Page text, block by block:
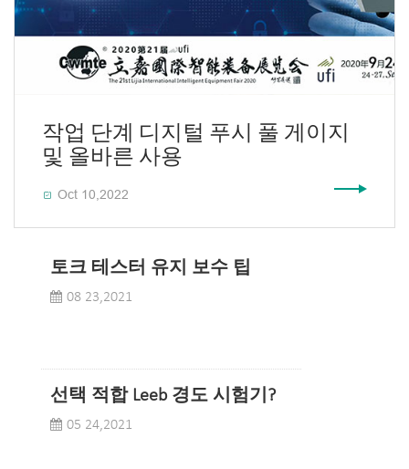
작업 단계 디지털 푸시 풀 게이지
및 올바른 사용
 Oct 10,2022
토크 테스터 유지 보수 팁
08 23,2021
선택 적합 Leeb 경도 시험기?
05 24,2021